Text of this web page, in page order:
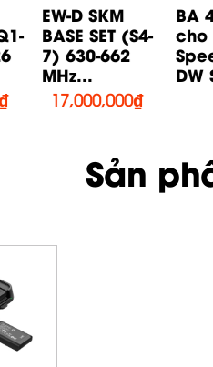
EW-D SKM
BASE SET (S4-
7) 630-662
MHz...
17,000,000₫
BA
cho
DW
Sản